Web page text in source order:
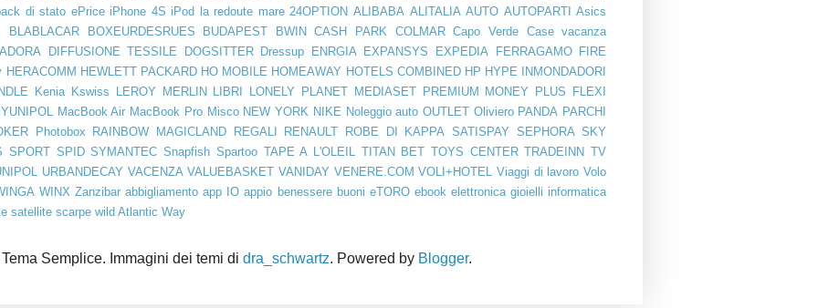
di stato ePrice iPhone 4S iPod la redoute mare 24OPTION ALIBABA ALITALIA AUTO AUTOPARTI
Asics
BLABLACAR BOXEURDESRUES BUDAPEST BWIN CASH PARK COLMAR Capo Verde
Case vacanza
DIFFUSIONE TESSILE DOGSITTER Dressup ENRGIA EXPANSYS EXPEDIA FERRAGAMO
FIRE
HERACOMM HEWLETT PACKARD HO MOBILE HOMEAWAY HOTELS COMBINED HP HYPE
INMONDADORI
Kenia Kswiss LEROY MERLIN LIBRI LONELY PLANET MEDIASET PREMIUM
MONEY PLUS FLEXI
MacBook Air MacBook Pro Misco NEW YORK NIKE Noleggio auto OUTLET Oliviero PANDA PARCHI
Photobox RAINBOW MAGICLAND REGALI RENAULT ROBE DI KAPPA SATISPAY SEPHORA SKY
SPORT SPID SYMANTEC Snapfish Spartoo TAPE A L'OLEIL TITAN BET TOYS CENTER TRADEINN TV
URBANDECAY VACENZA VALUEBASKET VANIDAY VENERE.COM VOLI+HOTEL Viaggi di lavoro Volo
WINX Zanzibar abbigliamento app IO appio benessere buoni eTORO ebook elettronica gioielli informatica
satellite scarpe wild Atlantic Way
Semplice. Immagini dei temi di dra_schwartz. Powered by Blogger.